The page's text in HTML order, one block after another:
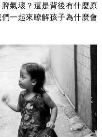
氣壞？還是背後有什麼原
一起來瞭解孩子為什麼會